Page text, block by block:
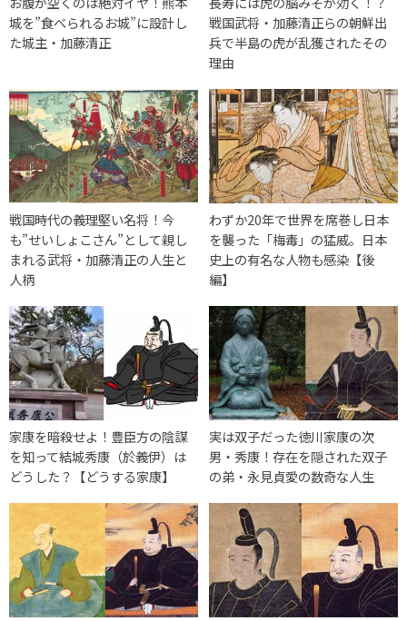
城を”食べられるお城”に設計し
た城主・加藤清正
戦国武将・加藤清正らの朝鮮出
兵で半島の虎が乱獲されたその
理由
戦国時代の義理堅い名将！今
も”せいしょこさん”として親し
まれる武将・加藤清正の人生と
人柄
わずか20年で世界を席巻し日本
を襲った「梅毒」の猛威。日本
史上の有名な人物も感染【後
編】
家康を暗殺せよ！豊臣方の陰謀
を知って結城秀康（於義伊）は
どうした？【どうする家康】
実は双子だった徳川家康の次
男・秀康！存在を隠された双子
の弟・永見貞愛の数奇な人生